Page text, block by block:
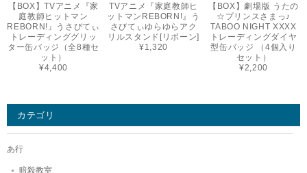
【BOX】TVアニメ『家
庭教師ヒットマン
REBORN!』うさびてぃ
トレーディンググリッ
ター缶バッジ（全8種セ
ット）
¥4,400
TVアニメ『家庭教師ヒ
ットマンREBORN!』う
さびてぃゆらゆらアク
リルスタンド[リボーン]
¥1,320
【BOX】劇場版 うたの
☆プリンスさまっ♪
TABOO NIGHT XXXX
トレーディングダイヤ
型缶バッジ （4個入り
セット）
¥2,200
カテゴリ
あ行
暗殺教室